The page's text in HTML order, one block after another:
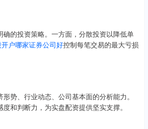
的投资策略。一方面，分散投资以降低单
户哪家证券公司好控制每笔交易的最大亏损
势、行业动态、公司基本面的分析能力。
和判断力，为实盘配资提供坚实支撑。